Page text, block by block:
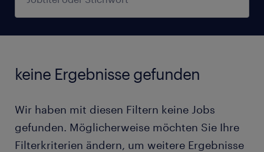
keine Ergebnisse gefunden
Wir haben mit diesen Filtern keine Jobs
gefunden. Möglicherweise möchten Sie Ihre
Filterkriterien ändern, um weitere Ergebnisse